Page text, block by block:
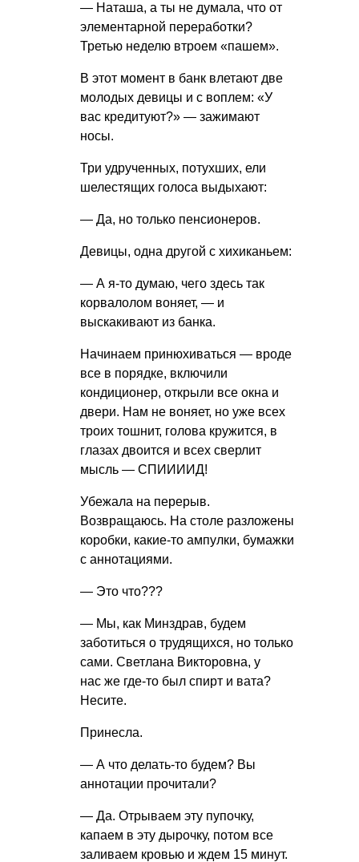
— Наташа, а ты не думала, что от
элементарной переработки?
Третью неделю втроем «пашем».
В этот момент в банк влетают две
молодых девицы и с воплем: «У
вас кредитуют?» — зажимают
носы.
Три удрученных, потухших, ели
шелестящих голоса выдыхают:
— Да, но только пенсионеров.
Девицы, одна другой с хихиканьем:
— А я-то думаю, чего здесь так
корвалолом воняет, — и
выскакивают из банка.
Начинаем принюхиваться — вроде
все в порядке, включили
кондиционер, открыли все окна и
двери. Нам не воняет, но уже всех
троих тошнит, голова кружится, в
глазах двоится и всех сверлит
мысль — СПИИИИД!
Убежала на перерыв.
Возвращаюсь. На столе разложены
коробки, какие-то ампулки, бумажки
с аннотациями.
— Это что???
— Мы, как Минздрав, будем
заботиться о трудящихся, но только
сами. Светлана Викторовна, у
нас же где-то был спирт и вата?
Несите.
Принесла.
— А что делать-то будем? Вы
аннотации прочитали?
— Да. Отрываем эту пупочку,
капаем в эту дырочку, потом все
заливаем кровью и ждем 15 минут.